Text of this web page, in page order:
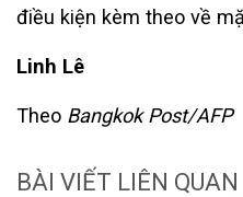
điều kiện kèm theo về
Linh Lê
Theo Bangkok Post/AFP
BÀI VIẾT LIÊN QUAN